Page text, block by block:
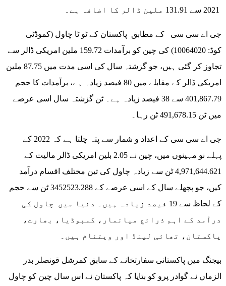
کوڈ: 10064020) کی چین کو برآمدات 159.72 ملین امریکی ڈالر سے
تجاوز کر گئی ہیں، جو گزشتہ سال کی اسی مدت میں 87.75 ملین
امریکی ڈالر کے مقابلے میں 80 فیصد زیادہ ہے، برآمدات کا حجم
401,867.79 سے 38 فیصد زیادہ ہے۔ ٹن گزشتہ سال اسی عرصے
میں ٹن 491,678.15 ٹن رہا۔
پہلے نو مہینوں میں، چین نے 2.05 بلین امریکی ڈالر مالیت کے
4,971,644.621 ٹن سے زیادہ چاول کی تین مختلف اقسام درآمد
کیں، جو پچھلے سال کے اسی عرصے کے 3452523.288 ٹن سے حجم
کے لحاظ سے 19 فیصد زیادہ ہیں۔ دنیا میں چاول کی
درآمد کے اہم ذرائع میانمار، کمبوڈیا، بھارت،
پاکستان، تھائی لینڈ اور ویتنام ہیں۔
بیجنگ میں پاکستانی سفارتخانے کے سابق کمرشل قونصلر بدر
الزماں نے گوادر پرو کو بتایا کہ پاکستان نے اس سال چین کو چاول